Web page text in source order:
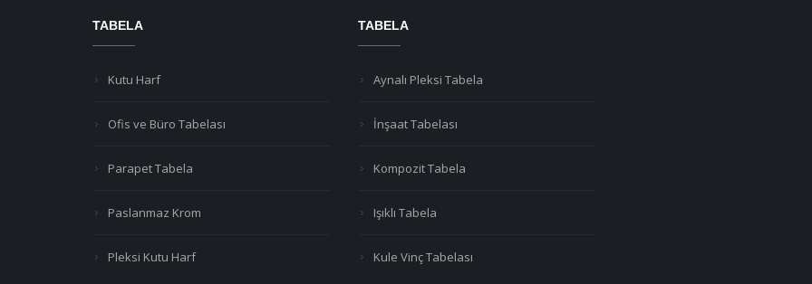
TABELA
Kutu Harf
Ofis ve Büro Tabelası
Parapet Tabela
Paslanmaz Krom
Pleksi Kutu Harf
TABELA
Aynalı Pleksi Tabela
İnşaat Tabelası
Kompozit Tabela
Işıklı Tabela
Kule Vinç Tabelası